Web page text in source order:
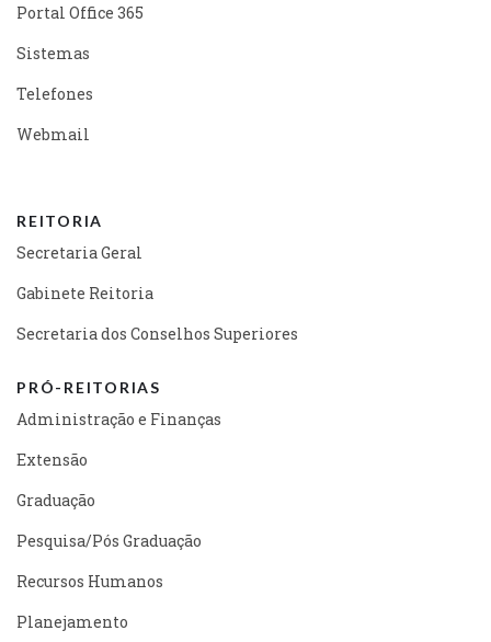
Portal Office 365
Sistemas
Telefones
Webmail
REITORIA
Secretaria Geral
Gabinete Reitoria
Secretaria dos Conselhos Superiores
PRÓ-REITORIAS
Administração e Finanças
Extensão
Graduação
Pesquisa/Pós Graduação
Recursos Humanos
Planejamento